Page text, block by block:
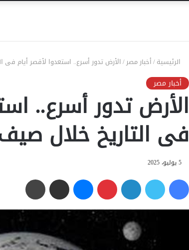
الرئيسية/أخبار مصر/الأرض تدور أسرع.. استعدوا لأقصر أيام فى
أخبار مصر
الأرض تدور أسرع..
فى التاريخ خلال صيف
5 يوليو، 2025
فيسبوك تويتر لينكدإن بينتيريست ماسنجر مشاركة عبر البريد